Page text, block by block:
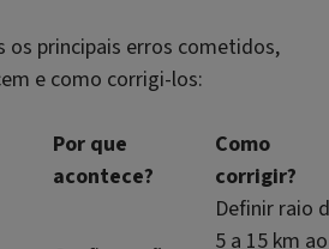
os principais erros cometidos,
e como corrigi-los:
Por que
acontece?
Como
corrigir?
Definir raio
5 a 15 km ao